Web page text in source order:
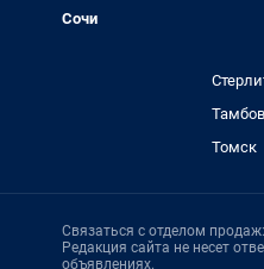
Сочи
Тамбов
Томск
Связаться с отделом продаж:
Редакция сайта не несет
объявлениях.